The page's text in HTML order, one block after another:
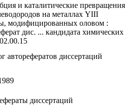
и каталитические превращения
на металлах YIII
модифицированных оловом :
дис. ... кандидата химических
авторефератов диссертаций
диссертаций